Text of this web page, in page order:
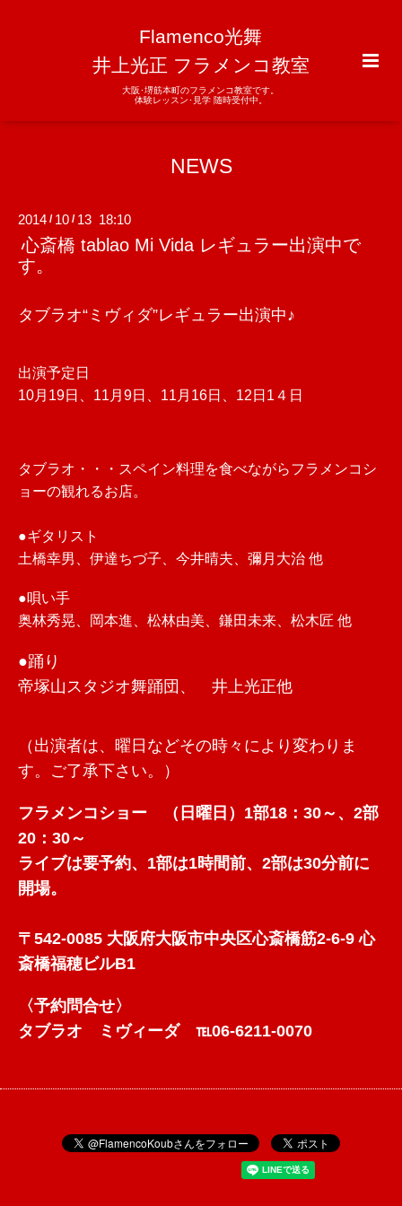
Flamenco光舞
井上光正 フラメンコ教室
大阪･堺筋本町のフラメンコ教室です。
体験レッスン･見学 随時受付中。
NEWS
2014 / 10 / 13 18:10
心斎橋 tablao Mi Vida レギュラー出演中で
す。
タブラオ“ミヴィダ”レギュラー出演中♪
出演予定日
10月19日、11月9日、11月16日、12日1４日
タブラオ・・・スペイン料理を食べながらフラメンコシ
ョーの観れるお店。
●ギタリスト
土橋幸男、伊達ちづ子、今井晴夫、彌月大治 他
●唄い手
奥林秀晃、岡本進、松林由美、鎌田未来、松木匠 他
●踊り
帝塚山スタジオ舞踊団、 井上光正他
（出演者は、曜日などその時々により変わりま
す。ご了承下さい。）
フラメンコショー （日曜日）1部18：30～、2部
20：30～
ライブは要予約、1部は1時間前、2部は30分前に
開場。
〒542-0085 大阪府大阪市中央区心斎橋筋2-6-9 心
斎橋福穂ビルB1
〈予約問合せ〉
タブラオ ミヴィーダ ℡06-6211-0070